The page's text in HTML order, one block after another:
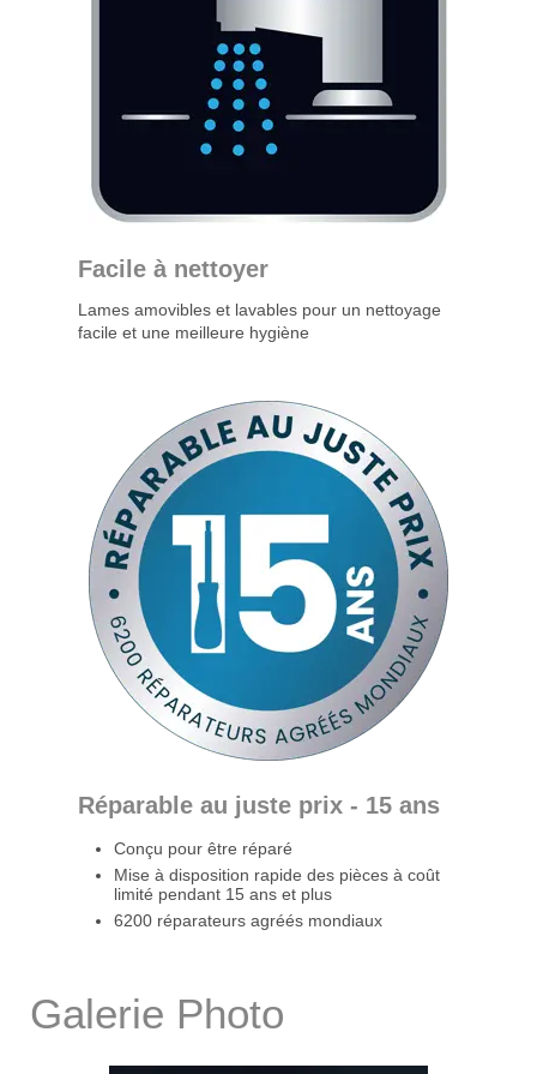
Facile à nettoyer
Lames amovibles et lavables pour un nettoyage
facile et une meilleure hygiène
Réparable au juste prix - 15 ans
Conçu pour être réparé
Mise à disposition rapide des pièces à coût
limité pendant 15 ans et plus
6200 réparateurs agréés mondiaux
Galerie Photo